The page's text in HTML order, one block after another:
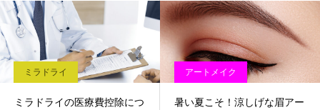
ミラドライ
ミラドライの医療費控除につ
アートメイク
暑い夏こそ！涼しげな眉アー